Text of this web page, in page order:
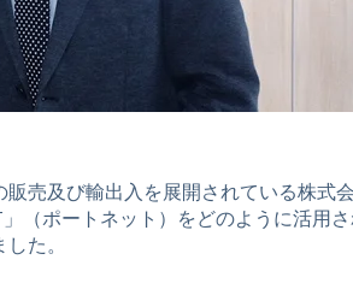
売及び輸出入を展開されている株式
（ポートネット）をどのように活用
た。